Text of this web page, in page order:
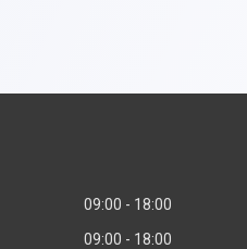
09:00
18:00
09:00
18:00